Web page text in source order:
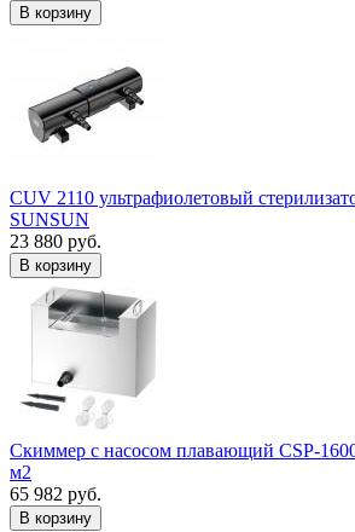
В корзину
CUV 2110 ультрафиолетовый
SUNSUN
23 880 руб.
В корзину
Скиммер с насосом плавающий CSP-
м2
65 982 руб.
В корзину